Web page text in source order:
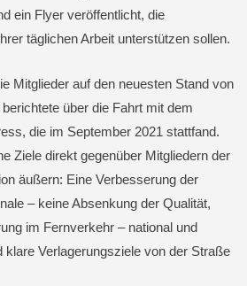
ein Flyer veröffentlicht, die
täglichen Arbeit unterstützen sollen.
Mitglieder auf den neuesten Stand von
über die Fahrt mit dem
die im September 2021 stattfand.
Ziele direkt gegenüber Mitgliedern der
äußern: Eine Verbesserung der
– keine Absenkung der Qualität,
im Fernverkehr – national und
klare Verlagerungsziele von der Straße